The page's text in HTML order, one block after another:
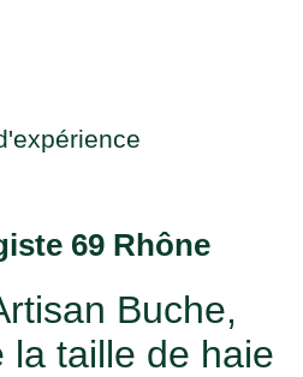
69 Rhône
Buche,
la taille de haie